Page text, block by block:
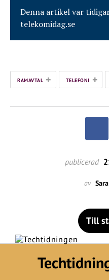
Denna artikel var
telekomidag.se
RAMAVTAL + TELEFONI +
publicerad
av
Till